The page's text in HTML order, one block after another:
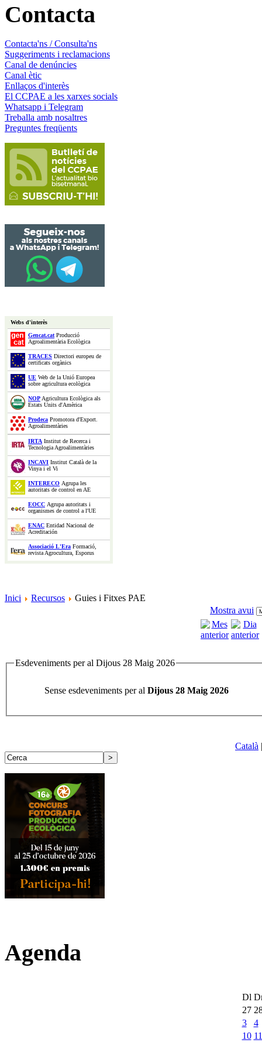
Contacta
Contacta'ns / Consulta'ns
Suggeriments i reclamacions
Canal de denúncies
Canal ètic
Enllaços d'interès
El CCPAE a les xarxes socials
Whatsapp i Telegram
Treballa amb nosaltres
Preguntes freqüents
Webs d'interès
Gencat.catProducció
Agroalimentària Ecològica
TRACES Directori europeu de
certificats orgànics
UE Web de la Unió Europea
sobre agricultura ecològica
NOPAgricultura Ecològica als
Estats Units d'Amèrica
Prodeca Promotora d'Export.
Agroalimentàries
IRTA Institut de Recerca i
Tecnologia Agroalimentàries
INCAVI Institut Català de la
Vinya i el Vi
INTERECO Agrupa les
autoritats de control en AE
EOCC Agrupa autoritats i
organismes de control a l'UE
ENAC Entidad Nacional de
Acreditación
Associació L'Era Formació,
revista Agrocultura, Esporus
Inici Recursos
Guies i Fitxes PAE
Mostra avui
Esdeveniments per al Dijous 28 Maig 2026
Sense esdeveniments per al Dijous 28 Maig 2026
Català
Agenda
Dl
27
3
4
10 11